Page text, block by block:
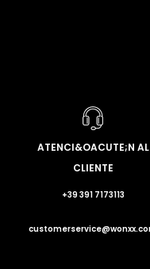
ATENCI&OACUTE;N AL
CLIENTE
+39 391 7173113